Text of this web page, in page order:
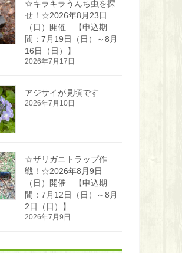
☆キラキラうんち虫を探
せ！☆2026年8月23日
（日）開催 【申込期
間：7月19日（日）～8月
16日（日）】
2026年7月17日
アジサイが見頃です
2026年7月10日
☆ザリガニトラップ作
戦！☆2026年8月9日
（日）開催 【申込期
間：7月12日（日）～8月
2日（日）】
2026年7月9日